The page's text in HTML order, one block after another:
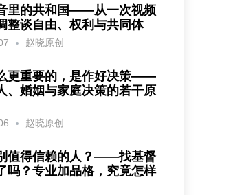
里的共和国——从一次视频
整谈自由、权利与共同体
赵晓原创
更重要的，是作好决策——
、婚姻与家庭决策的若干原
赵晓原创
值得信赖的人？——找基督
吗？专业加品格，究竟怎样